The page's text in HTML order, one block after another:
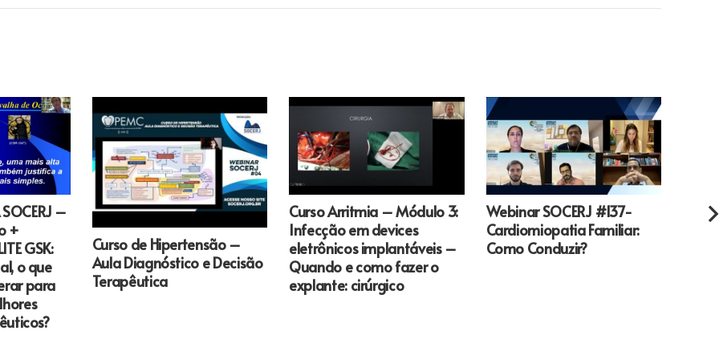
–
+
GSK:
o que
para
Curso de Hipertensão –
Aula Diagnóstico e Decisão
Terapêutica
Curso Arritmia – Módulo 3:
Infecção em devices
eletrônicos implantáveis –
Quando e como fazer o
explante: cirúrgico
Webinar SOCERJ #137-
Cardiomiopatia Familiar:
Como Conduzir?